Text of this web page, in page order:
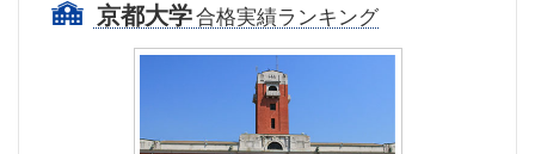
京都大学合格実績ランキング